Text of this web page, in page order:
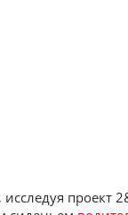
исследуя проект